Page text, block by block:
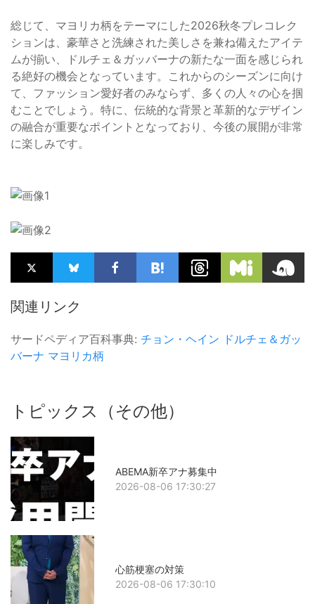
総じて、マヨリカ柄をテーマにした2026秋冬プレコレク
ションは、豪華さと洗練された美しさを兼ね備えたアイテ
ムが揃い、ドルチェ＆ガッバーナの新たな一面を感じられ
る絶好の機会となっています。これからのシーズンに向け
て、ファッション愛好者のみならず、多くの人々の心を掴
むことでしょう。特に、伝統的な背景と革新的なデザイン
の融合が重要なポイントとなっており、今後の展開が非常
に楽しみです。
関連リンク
サードペディア百科事典: チョン・ヘイン ドルチェ＆ガッ
バーナ マヨリカ柄
トピックス（その他）
ABEMA新卒アナ募集中
2026-08-06 17:30:27
心筋梗塞の対策
2026-08-06 17:30:10